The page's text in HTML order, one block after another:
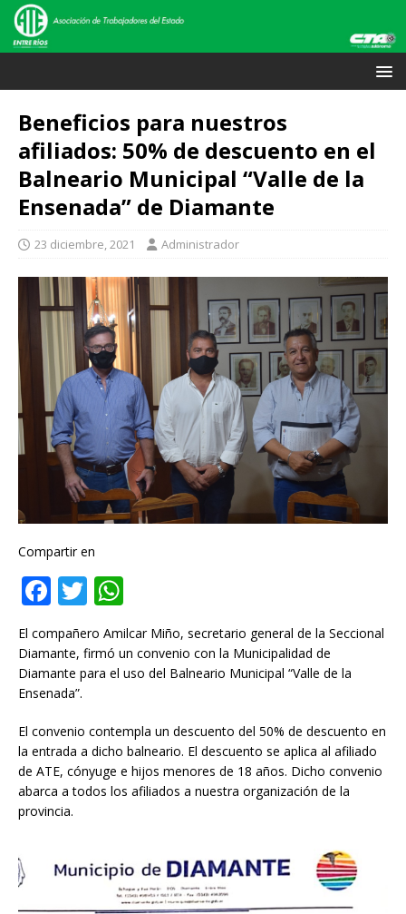
Beneficios para nuestros
afiliados: 50% de descuento en el
Balneario Municipal “Valle de la
Ensenada” de Diamante
23 diciembre, 2021 Administrador
Compartir en
F
a
c
e
b
o
o
k
T
w
it
te
h
at
s
p
p
El compañero Amilcar Miño, secretario general de la Seccional
Diamante, firmó un convenio con la Municipalidad de
Diamante para el uso del Balneario Municipal “Valle de la
Ensenada”.
El convenio contempla un descuento del 50% de descuento en
la entrada a dicho balneario. El descuento se aplica al afiliado
de ATE, cónyuge e hijos menores de 18 años. Dicho convenio
abarca a todos los afiliados a nuestra organización de la
provincia.